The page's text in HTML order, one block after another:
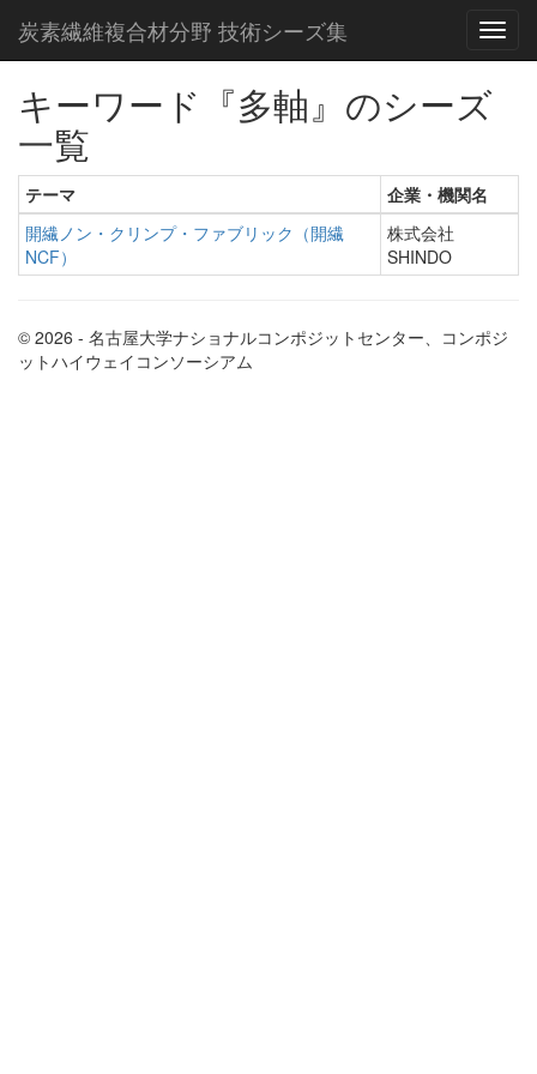
炭素繊維複合材分野 技術シーズ集
キーワード『多軸』のシーズ
一覧
テーマ
企業・機関名
開繊ノン・クリンプ・ファブリック（開繊
NCF）
株式会社
SHINDO
© 2026 - 名古屋大学ナショナルコンポジットセンター、コンポジ
ットハイウェイコンソーシアム